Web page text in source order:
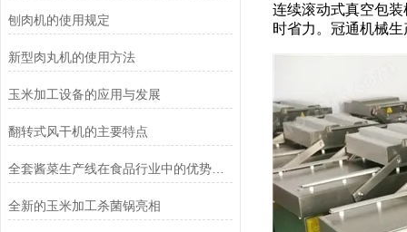
刨肉机的使用规定
新型肉丸机的使用方法
玉米加工设备的应用与发展
翻转式风干机的主要特点
全套酱菜生产线在食品行业中的优势和应用前景
全新的玉米加工杀菌锅亮相
连续滚动式真空包
时省力。冠通机械